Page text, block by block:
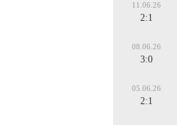
11.06.26
2:1
08.06.26
3:0
05.06.26
2:1